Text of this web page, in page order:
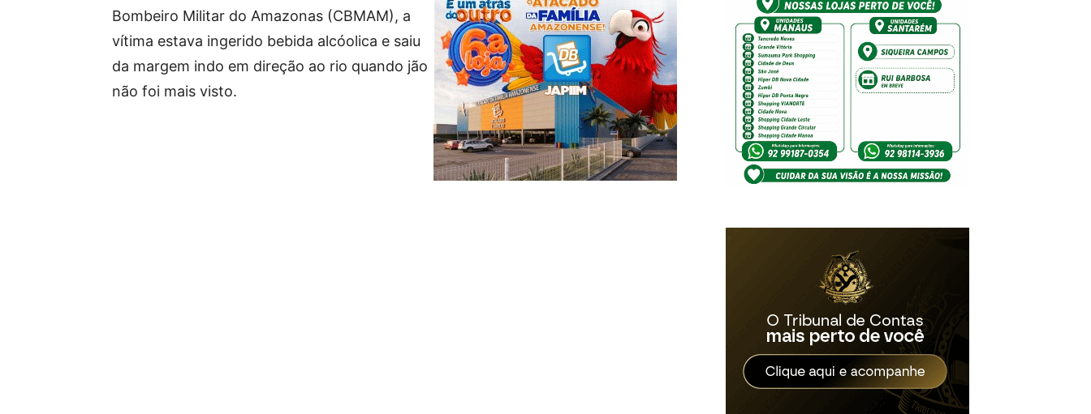
Bombeiro Militar do Amazonas (CBMAM), a
vítima estava ingerido bebida alcóolica e saiu
da margem indo em direção ao rio quando jão
não foi mais visto.